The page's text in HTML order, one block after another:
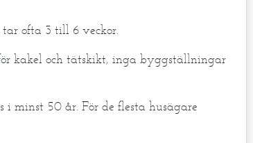
ofta 3 till 6 veckor.
kakel och tätskikt, inga byggställningar
i minst 50 år. För de flesta husägare